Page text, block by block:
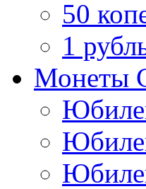
50
1
Монеты